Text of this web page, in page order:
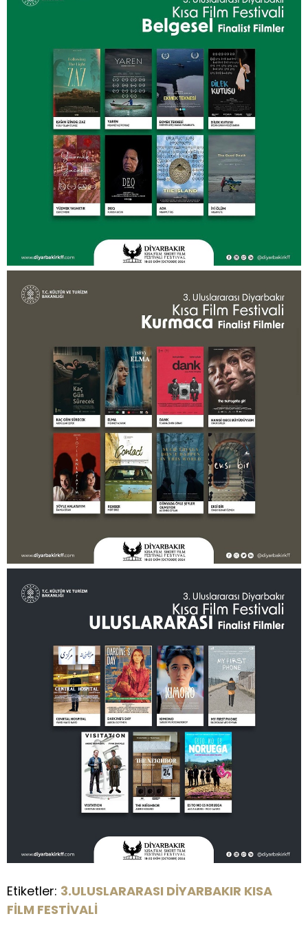
Etiketler: 3.ULUSLARARASI DİYARBAKIR KISA
FİLM FESTİVALİ